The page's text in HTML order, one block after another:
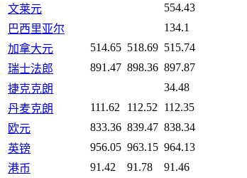
文莱元
554.43
巴西里亚尔
134.1
加拿大元
514.65 518.69 515.74
瑞士法郎
891.47 898.36 897.87
捷克克朗
34.48
丹麦克朗
111.62 112.52
112.35
欧元
833.36 839.47 838.34
英镑
956.05 963.15 964.13
港币
91.42 91.78 91.46